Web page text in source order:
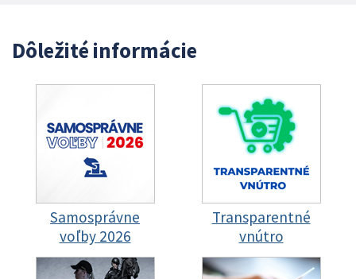
Dôležité informácie
Samosprávne
voľby 2026
Transparentné
vnútro